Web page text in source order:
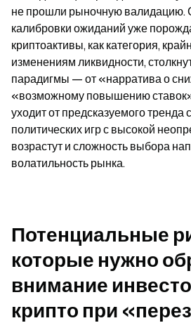
не прошли рыночную валидацию.
калибровки ожиданий уже
криптоактивы, как категория,
изменениям ликвидности,
парадигмы — от «нарратива о
«возможному повышению
уходит от предсказуемого тренда
политических игр с высокой
возрастут и сложность выбора
волатильность рынка.
Потенциальные
которые нужно
внимание
крипто при